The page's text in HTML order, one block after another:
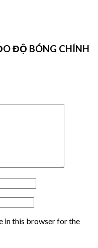
ĐỘ BÓNG CHÍNH
in this browser for the